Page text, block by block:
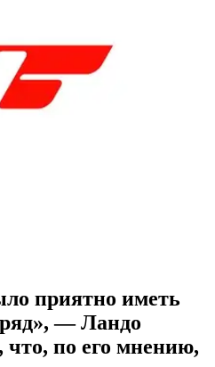
приятно иметь
— Ландо
что, по его мнению,